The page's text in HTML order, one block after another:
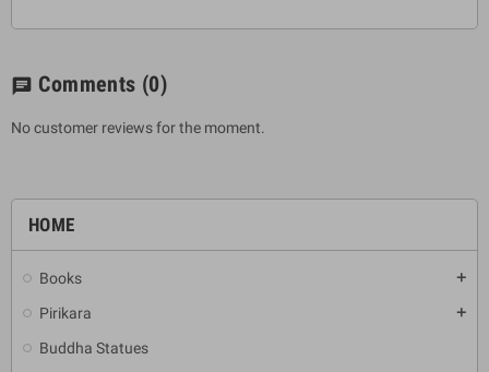
HOME
Books add
Pirikara add
Buddha Statues
chat Comments (0)
No customer reviews for the moment.